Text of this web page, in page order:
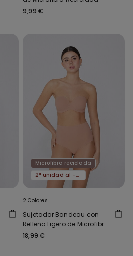
9,99 €
Microfibra reciclada
2ª unidad al -50%
2 Colores
Sujetador Bandeau con
Relleno Ligero de Microfibra
Reciclada Full Coverage
18,99 €